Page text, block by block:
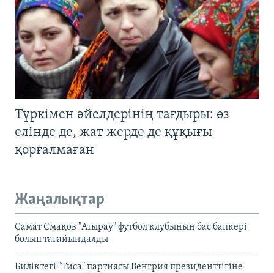
Түркімен әйелдерінің тағдыры: өз
елінде де, жат жерде де құқығы
қорғалмаған
Жаңалықтар
Самат Смақов "Атырау" футбол клубының бас бапкері
болып тағайындалды
Биліктегі "Тиса" партиясы Венгрия президенттігіне